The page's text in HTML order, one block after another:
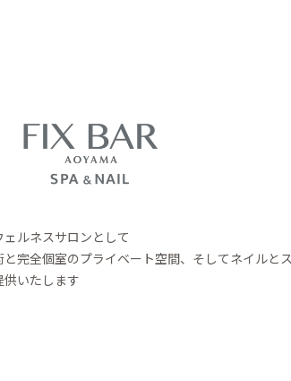
ェルネスサロンとして
完全個室のプライベート空間、そしてネイルと
供いたします